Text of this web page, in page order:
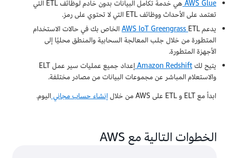
AWS Glue
هي خدمة تكامل البيانات بدون خادم لوظائف ETL التي
تعتمد على الأحداث ووظائف ETL التي لا تحتوي على رمز.
يدعم
AWS IoT GreengrassETL الخاص بك في حالات الاستخدام
المتطورة من خلال جلب المعالجة السحابية والمنطق محليًا إلى
الأجهزة المتطورة.
يتيح لكAmazon Redshift
إعداد جميع عمليات سير عمل ELT
والاستعلام المباشر عن مجموعات البيانات من مصادر مختلفة.
ابدأ مع ELT و ETL على AWS من خلال
إنشاء حساب مجانياليوم.
الخطوات التالية مع AWS